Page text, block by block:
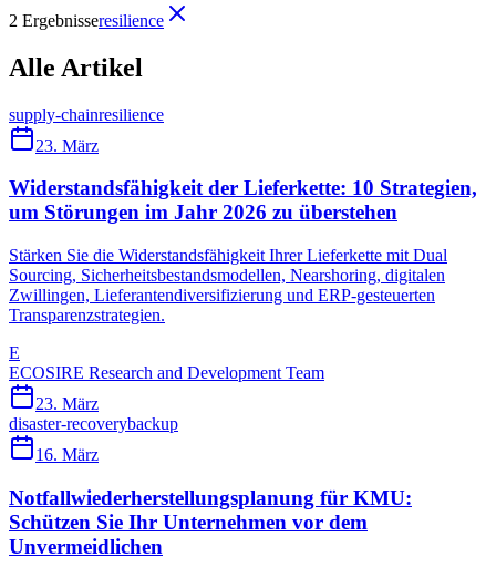
2 Ergebnisseresilience
Alle Artikel
supply-chainresilience
23. März
Widerstandsfähigkeit der Lieferkette: 10 Strategien,
um Störungen im Jahr 2026 zu überstehen
Stärken Sie die Widerstandsfähigkeit Ihrer Lieferkette mit Dual
Sourcing, Sicherheitsbestandsmodellen, Nearshoring, digitalen
Zwillingen, Lieferantendiversifizierung und ERP-gesteuerten
Transparenzstrategien.
E
ECOSIRE Research and Development Team
23. März
disaster-recoverybackup
16. März
Notfallwiederherstellungsplanung für KMU:
Schützen Sie Ihr Unternehmen vor dem
Unvermeidlichen